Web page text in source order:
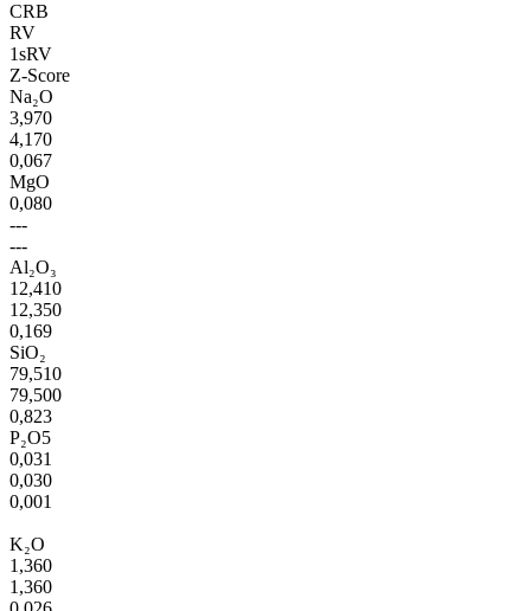
CRB
RV
1sRV
Z-Score
Na₂O
3,970
4,170
0,067
MgO
0,080
---
---
Al₂O₃
12,410
12,350
0,169
SiO₂
79,510
79,500
0,823
P₂O5
0,031
0,030
0,001
K₂O
1,360
1,360